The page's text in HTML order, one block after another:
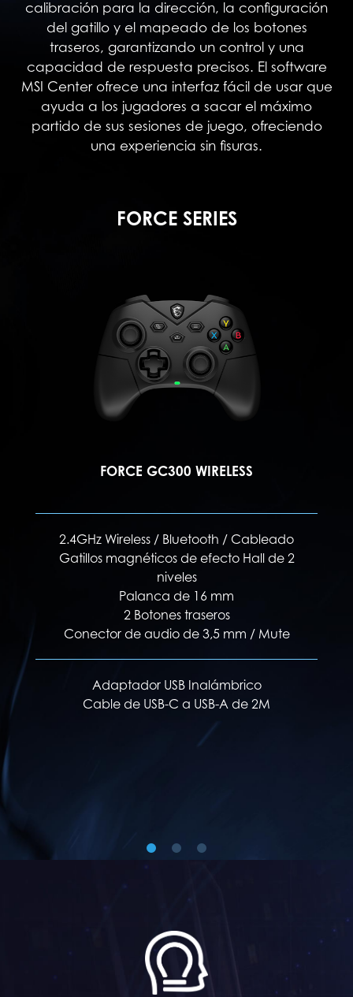
calibración para la dirección, la configuración
del gatillo y el mapeado de los botones
traseros, garantizando un control y una
capacidad de respuesta precisos. El software
MSI Center ofrece una interfaz fácil de usar que
ayuda a los jugadores a sacar el máximo
partido de sus sesiones de juego, ofreciendo
una experiencia sin fisuras.
FORCE SERIES
FORCE PRO WIRELESS
2.4GHz Wireless / Bluetooth / Cableado
Gatillos magnéticos de efecto Hall de 3
niveles
Módulos de palanca de 16 mm sustituibles
4 Botones traseros
Conector de audio de 3,5 mm / Mute
Adaptador USB Inalámbrico
Cable de USB-C a USB-A de 3M